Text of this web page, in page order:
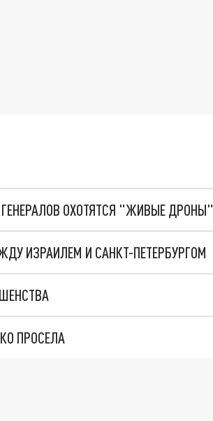
ОХОТЯТСЯ "ЖИВЫЕ ДРОНЫ"
ИЗРАИЛЕМ И САНКТ-ПЕТЕРБУРГОМ
ПРОСЕЛА